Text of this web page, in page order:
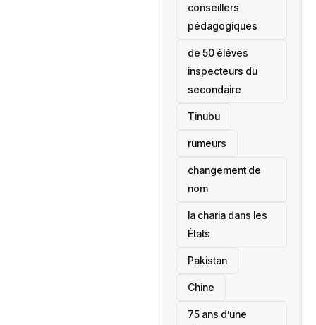
conseillers
pédagogiques
de 50 élèves
inspecteurs du
secondaire
Tinubu
rumeurs
changement de
nom
la charia dans les
États
‎Pakistan
Chine
75 ans d’une